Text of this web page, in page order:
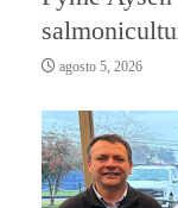
agosto 5, 2026